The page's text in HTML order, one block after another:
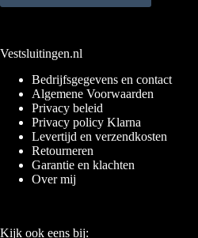
Vestsluitingen.nl
Bedrijfsgegevens en contact
Algemene Voorwaarden
Privacy beleid
Privacy policy Klarna
Levertijd en verzendkosten
Retourneren
Garantie en klachten
Over mij
Kijk ook eens bij: